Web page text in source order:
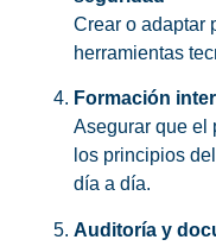
Crear o adaptar
herramientas
Formación
Asegurar que el
los principios
día a día.
Auditoría y